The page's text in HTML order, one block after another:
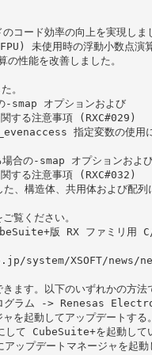
コード効率の向上を実現しま
未使用時の浮動小数点演
性能を改善しました。
。
-smap オプションおよび
する注意事項 (RXC#029)
指定変数の使用
合の-smap オプションおよ
する注意事項 (RXC#032)
構造体、共用体および配列
覧ください。
版 RX ファミリ用 C/
XSOFT/news/
ます。以下のいずれかの方法
ログラム -> Renesas
を起動してアップデートする。
て CubeSuite+を起動して
ップデートマネージャを起動